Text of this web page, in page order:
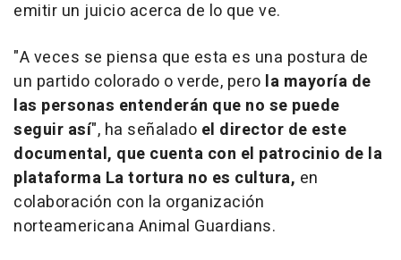
emitir un juicio acerca de lo que ve.
"A veces se piensa que esta es una postura de
un partido colorado o verde, pero la mayoría de
las personas entenderán que no se puede
seguir así", ha señalado el director de este
documental, que cuenta con el patrocinio de la
plataforma La tortura no es cultura, en
colaboración con la organización
norteamericana Animal Guardians.